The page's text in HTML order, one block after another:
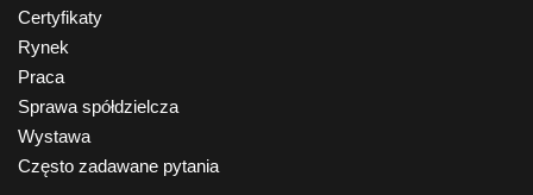
Certyfikaty
Rynek
Praca
Sprawa spółdzielcza
Wystawa
Często zadawane pytania